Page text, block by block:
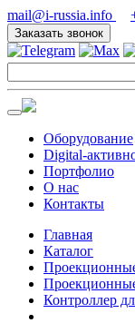
mail@i-russia.info
Заказать звонок
Оборудование
Digital-
Портфолио
О нас
Контакты
Главная
Каталог
Контроллер